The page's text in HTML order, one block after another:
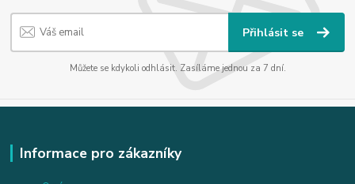
Přihlásit se
Můžete se kdykoli odhlásit. Zasíláme jednou za 7 dní.
Informace pro zákazníky